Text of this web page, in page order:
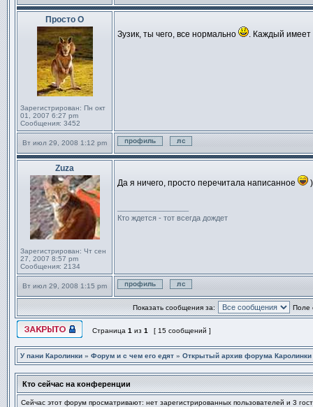
Профиль
Отправить личное
Просто О
Зарегистрирован: Пн окт
01, 2007 6:27 pm
Сообщения: 3452
Зузик, ты чего, все нормально . Каждый
Вт июл 29, 2008 1:12 pm
Профиль
Отправить личное
Zuza
Зарегистрирован: Чт сен
27, 2007 8:57 pm
Сообщения: 2134
Да я ничего, просто перечитала написанное
Кто ждется - тот всегда дождет
Вт июл 29, 2008 1:15 pm
Профиль
Отправить личное
Показать сообщения за:
Поле
Страница 1 из 1 [ 15 сообщений ]
У пани Каролинки » Форум и с чем его едят » Открытый архив форума Каролинки
Кто сейчас на конференции
Сейчас этот форум просматривают: нет зарегистрированных пользователей и 3